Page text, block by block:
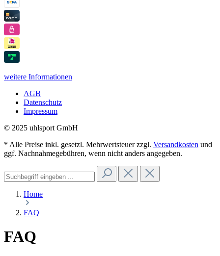
weitere Informationen
AGB
Datenschutz
Impressum
© 2025 uhlsport GmbH
* Alle Preise inkl. gesetzl. Mehrwertsteuer zzgl. Versandkosten und
ggf. Nachnahmegebühren, wenn nicht anders angegeben.
Home
FAQ
FAQ